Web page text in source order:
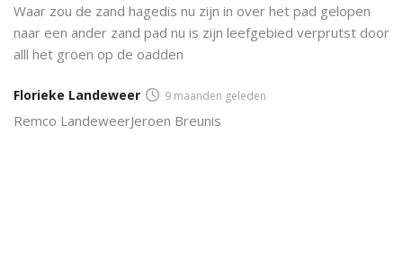
Waar zou de zand hagedis nu zijn in over het pad gelopen
naar een ander zand pad nu is zijn leefgebied verprutst door
alll het groen op de oadden
Florieke Landeweer 9 maanden geleden
Remco LandeweerJeroen Breunis